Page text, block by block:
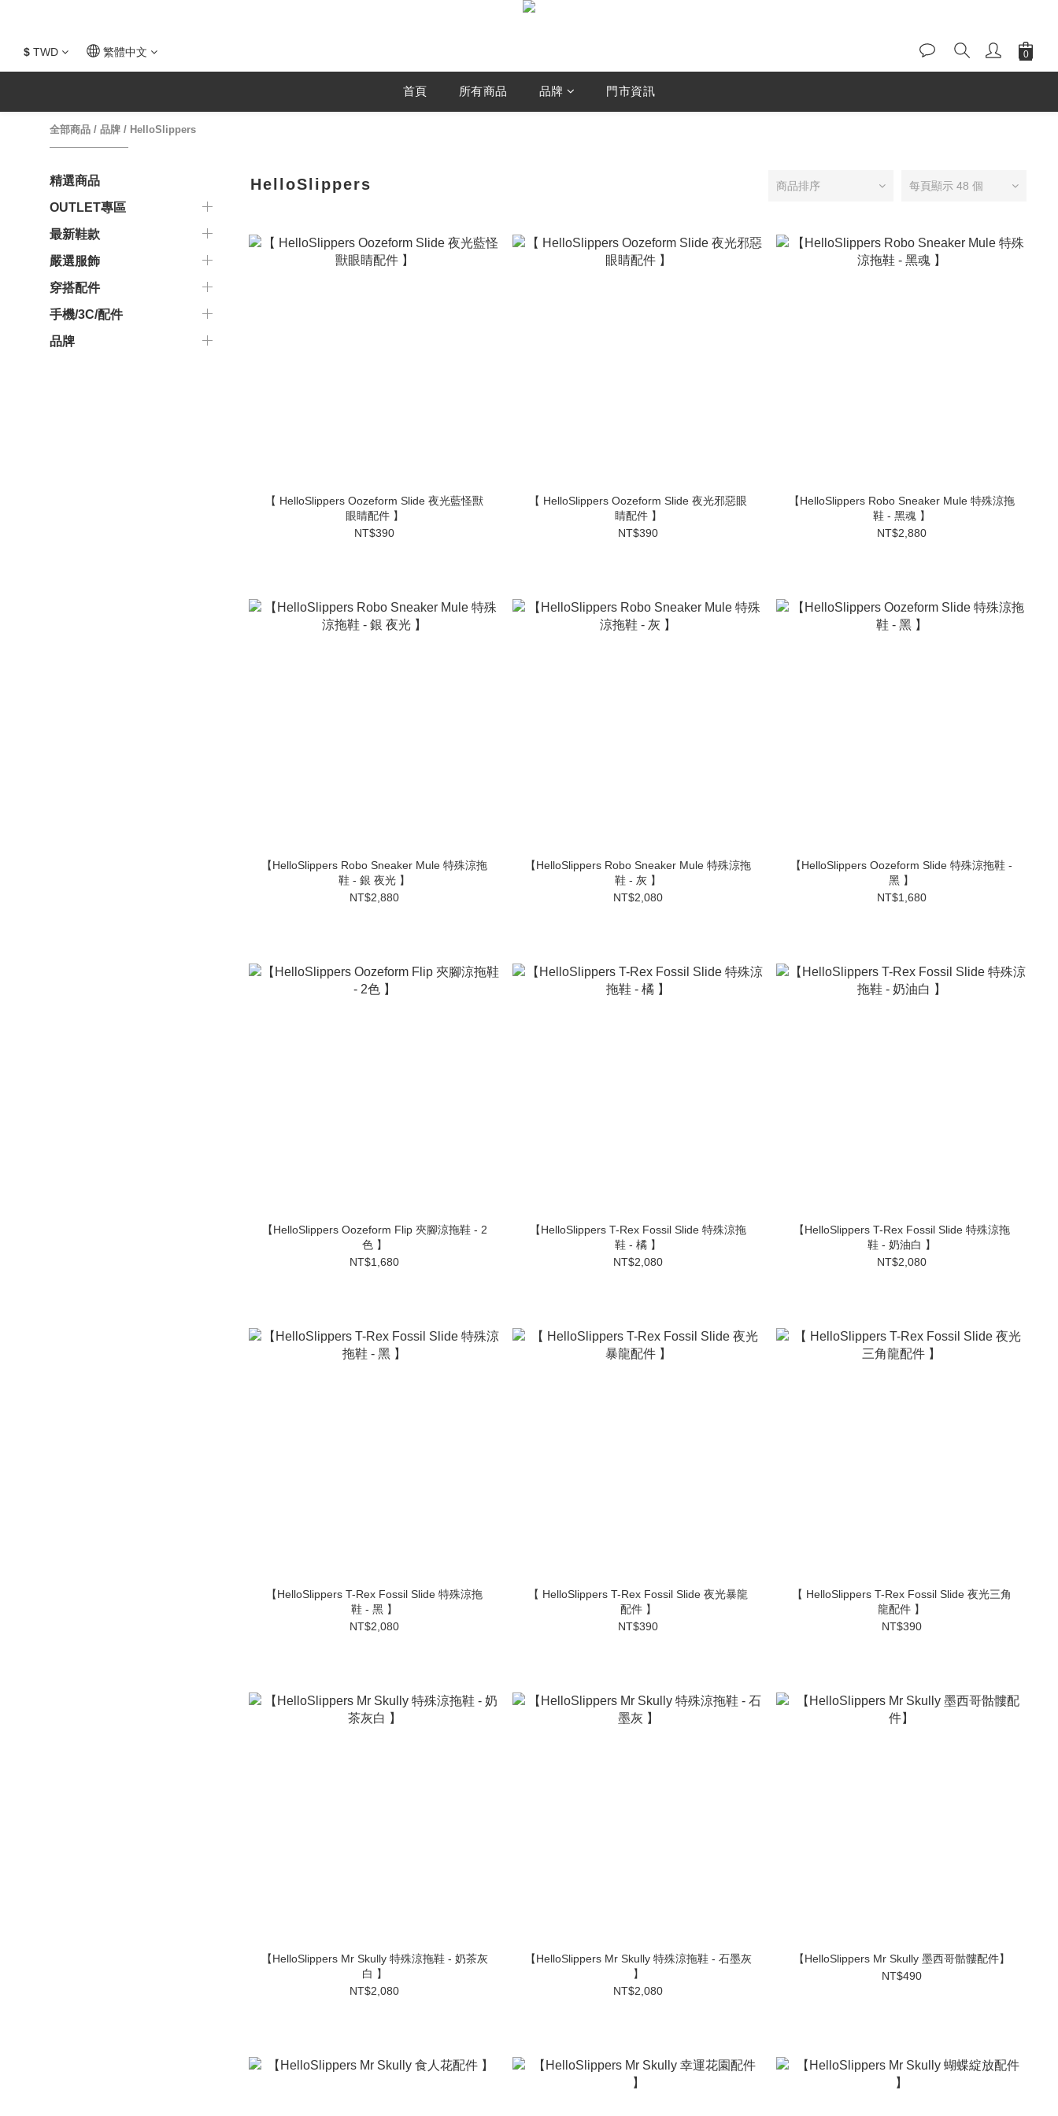
$ TWD 繁體中文
首頁 所有商品 品牌 門市資訊
全部商品 / 品牌 / HelloSlippers
精選商品
OUTLET專區
最新鞋款
嚴選服飾
穿搭配件
手機/3C/配件
品牌
HelloSlippers 商品排序 每頁顯示 48 個
【 HelloSlippers Oozeform Slide 夜光藍怪獸
眼睛配件 】
NT$390
【 HelloSlippers Oozeform Slide 夜光邪惡眼
睛配件 】
NT$390
【HelloSlippers Robo Sneaker Mule 特殊涼拖
鞋 - 黑魂 】
NT$2,880
【HelloSlippers Robo Sneaker Mule 特殊涼拖
鞋 - 銀 夜光 】
NT$2,880
【HelloSlippers Robo Sneaker Mule 特殊涼拖
鞋 - 灰 】
NT$2,080
【HelloSlippers Oozeform Slide 特殊涼拖鞋 -
黑 】
NT$1,680
【HelloSlippers Oozeform Flip 夾腳涼拖鞋 - 2
色 】
NT$1,680
【HelloSlippers T-Rex Fossil Slide 特殊涼拖
鞋 - 橘 】
NT$2,080
【HelloSlippers T-Rex Fossil Slide 特殊涼拖
鞋 - 奶油白 】
NT$2,080
【HelloSlippers T-Rex Fossil Slide 特殊涼拖
鞋 - 黑 】
NT$2,080
【 HelloSlippers T-Rex Fossil Slide 夜光暴龍
配件 】
NT$390
【 HelloSlippers T-Rex Fossil Slide 夜光三角
龍配件 】
NT$390
【HelloSlippers Mr Skully 特殊涼拖鞋 - 奶茶灰
白 】
NT$2,080
【HelloSlippers Mr Skully 特殊涼拖鞋 - 石墨灰
】
NT$2,080
【HelloSlippers Mr Skully 墨西哥骷髏配件】
NT$490